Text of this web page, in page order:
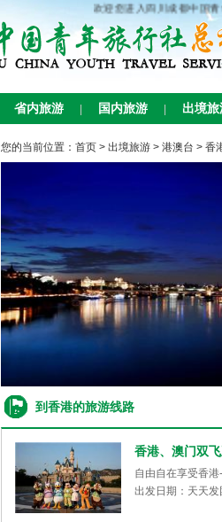
欢迎您进入四川成都中国青
省内旅游 国内旅游 出境旅
您的当前位置： 首页 > 出境旅游 > 港澳台 > 香
到香港的旅游线路
香港、澳门双
自由自在享受香
出发日期：天天